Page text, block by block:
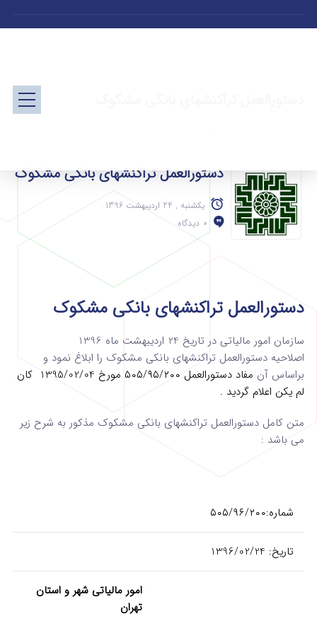
دستورالعمل تراکنش­های بانکی مشکوک
یکشنبه , 24 اردیبهشت 1396
0 دیدگاه
دستورالعمل تراکنش­های بانکی مشکوک
سازمان امور مالیاتی در تاریخ 24 اردیبهشت ماه 1396
اصلاحیه دستورالعمل تراکنش­های بانکی مشکوک را ابلاغ نمود و
براساس آن
مفاد دستورالعمل ۵۰۵/۹۵/۲۰۰ مورخ 1395/02/04 کان
لم یکن اعلام گردید .
متن کامل دستورالعمل تراکنش­های بانکی مشکوک مذکور به شرح زیر
می باشد :
شماره:۵۰۵/۹۶/۲۰۰
تاریخ: 1396/02/24
امور مالیاتی شهر و استان
تهران